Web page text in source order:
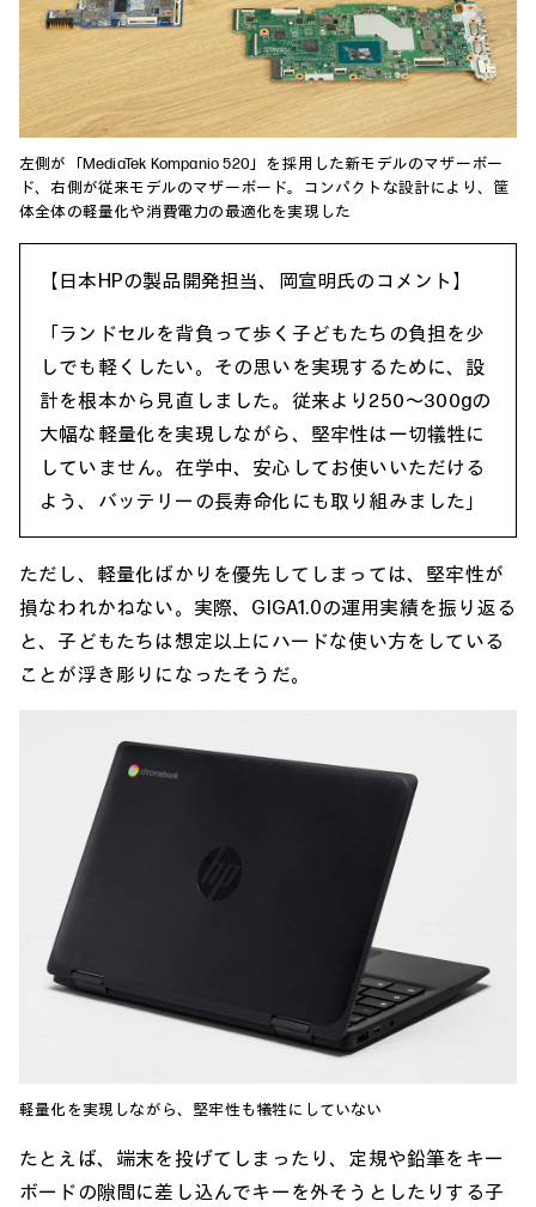
左側が「MediaTek Kompanio 520」を採用した新モデルのマザーボー
ド、右側が従来モデルのマザーボード。コンパクトな設計により、筐
体全体の軽量化や消費電力の最適化を実現した
【日本HPの製品開発担当、岡宣明氏のコメント】
「ランドセルを背負って歩く子どもたちの負担を少
しでも軽くしたい。その思いを実現するために、設
計を根本から見直しました。従来より250～300gの
大幅な軽量化を実現しながら、堅牢性は一切犠牲に
していません。在学中、安心してお使いいただける
よう、バッテリーの長寿命化にも取り組みました」
ただし、軽量化ばかりを優先してしまっては、堅牢性が
損なわれかねない。実際、GIGA1.0の運用実績を振り返る
と、子どもたちは想定以上にハードな使い方をしている
ことが浮き彫りになったそうだ。
軽量化を実現しながら、堅牢性も犠牲にしていない
たとえば、端末を投げてしまったり、定規や鉛筆をキー
ボードの隙間に差し込んでキーを外そうとしたりする子